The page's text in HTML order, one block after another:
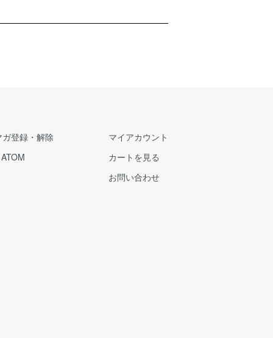
ガ登録・解除
ATOM
マイアカウント
カートを見る
お問い合わせ